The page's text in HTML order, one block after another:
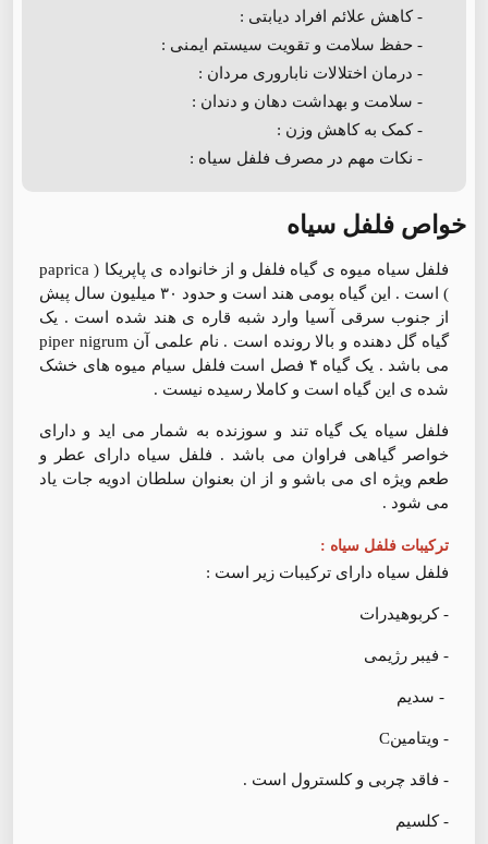
- کاهش علائم افراد دیابتی :
- حفظ سلامت و تقویت سیستم ایمنی :
- درمان اختلالات ناباروری مردان :
- سلامت و بهداشت دهان و دندان :
- کمک به کاهش وزن :
- نکات مهم در مصرف فلفل سیاه :
خواص فلفل سیاه
فلفل سیاه میوه ی گیاه فلفل و از خانواده ی پاپریکا ( paprica
) است . این گیاه بومی هند است و حدود ۳۰ میلیون سال پیش
از جنوب سرقی آسیا وارد شبه قاره ی هند شده است . یک
گیاه گل دهنده و بالا رونده است . نام علمی آن piper nigrum
می باشد . یک گیاه ۴ فصل است فلفل سیام میوه های خشک
شده ی این گیاه است و کاملا رسیده نیست .
فلفل سیاه یک گیاه تند و سوزنده به شمار می اید و دارای
خواصر گیاهی فراوان می باشد . فلفل سیاه دارای عطر و
طعم ویژه ای می باشو و از ان بعنوان سلطان ادویه جات یاد
می شود ‌.
ترکیبات فلفل سیاه :
فلفل سیاه دارای ترکیبات زیر است :
- کربوهیدرات
- فیبر رژیمی
- سدیم
- ویتامینC
- فاقد چربی و کلسترول است .
- کلسیم